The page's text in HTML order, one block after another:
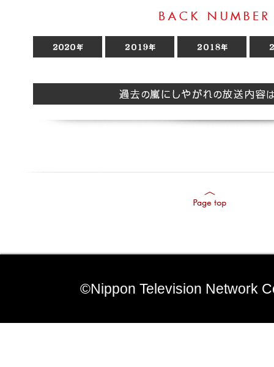
©Nippon Television Network